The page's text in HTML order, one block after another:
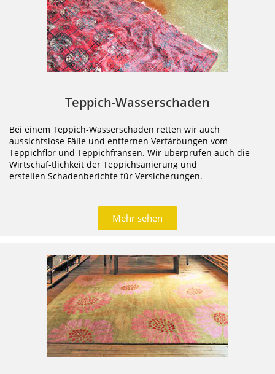
Teppich-Wasserschaden
Bei einem Teppich-Wasserschaden retten wir auch
aussichtslose Fälle und entfernen Verfärbungen vom
Teppichflor und Teppichfransen. Wir überprüfen auch die
Wirtschaf-tlichkeit der Teppichsanierung und
erstellen Schadenberichte für Versicherungen.
Mehr sehen